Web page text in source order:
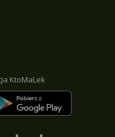
KtoMaLek